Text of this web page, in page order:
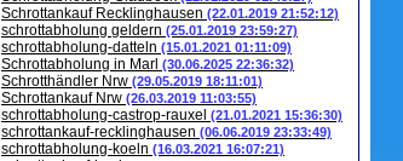
Schrottankauf Recklinghausen (22.01.2019 21:52:12)
schrottabholung geldern (25.01.2019 23:59:27)
schrottabholung-datteln (15.01.2021 01:11:09)
Schrottabholung in Marl (30.06.2025 22:36:32)
Schrotthändler Nrw (29.05.2019 18:11:01)
Schrottankauf Nrw (26.03.2019 11:03:55)
schrottabholung-castrop-rauxel (21.01.2021 15:36:30)
schrottankauf-recklinghausen (06.06.2019 23:33:49)
schrottabholung-koeln (16.03.2021 16:07:21)